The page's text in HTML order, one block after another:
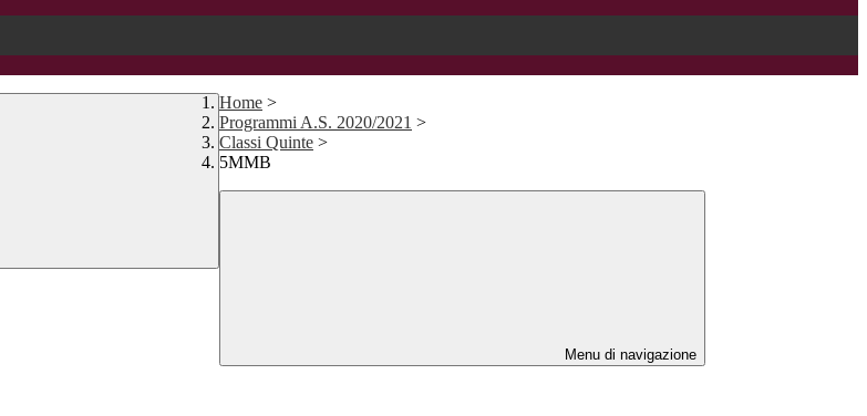
Home >
Programmi A.S. 2020/2021 >
Classi Quinte >
5MMB
Menu di navigazione